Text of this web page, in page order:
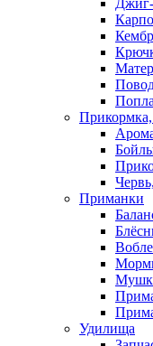
Прикормка,
Приманки
Удилища